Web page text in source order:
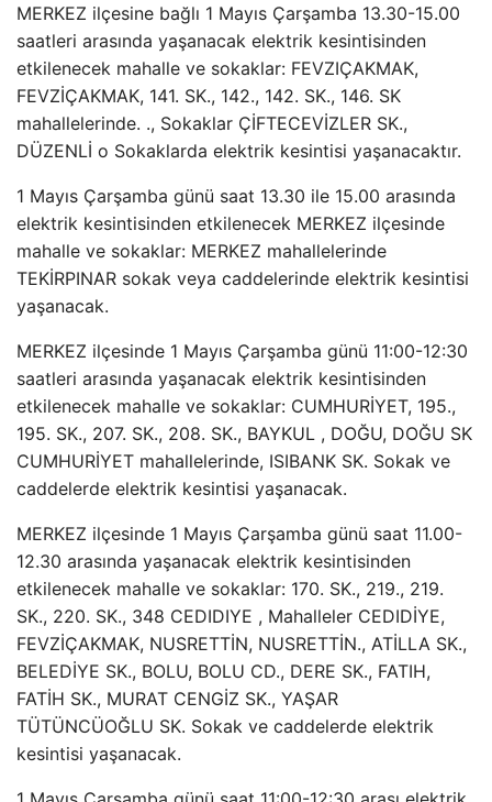
MERKEZ ilçesine bağlı 1 Mayıs Çarşamba 13.30-15.00
saatleri arasında yaşanacak elektrik kesintisinden
etkilenecek mahalle ve sokaklar: FEVZIÇAKMAK,
FEVZİÇAKMAK, 141. SK., 142., 142. SK., 146. SK
mahallelerinde. ., Sokaklar ÇİFTECEVİZLER SK.,
DÜZENLİ o Sokaklarda elektrik kesintisi yaşanacaktır.
1 Mayıs Çarşamba günü saat 13.30 ile 15.00 arasında
elektrik kesintisinden etkilenecek MERKEZ ilçesinde
mahalle ve sokaklar: MERKEZ mahallelerinde
TEKİRPINAR sokak veya caddelerinde elektrik kesintisi
yaşanacak.
MERKEZ ilçesinde 1 Mayıs Çarşamba günü 11:00-12:30
saatleri arasında yaşanacak elektrik kesintisinden
etkilenecek mahalle ve sokaklar: CUMHURİYET, 195.,
195. SK., 207. SK., 208. SK., BAYKUL , DOĞU, DOĞU SK
CUMHURİYET mahallelerinde, ISIBANK SK. Sokak ve
caddelerde elektrik kesintisi yaşanacak.
MERKEZ ilçesinde 1 Mayıs Çarşamba günü saat 11.00-
12.30 arasında yaşanacak elektrik kesintisinden
etkilenecek mahalle ve sokaklar: 170. SK., 219., 219.
SK., 220. SK., 348 CEDIDIYE , Mahalleler CEDIDİYE,
FEVZİÇAKMAK, NUSRETTİN, NUSRETTİN., ATİLLA SK.,
BELEDİYE SK., BOLU, BOLU CD., DERE SK., FATIH,
FATİH SK., MURAT CENGİZ SK., YAŞAR
TÜTÜNCÜOĞLU SK. Sokak ve caddelerde elektrik
kesintisi yaşanacak.